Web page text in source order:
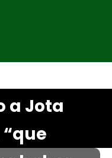
a Jota